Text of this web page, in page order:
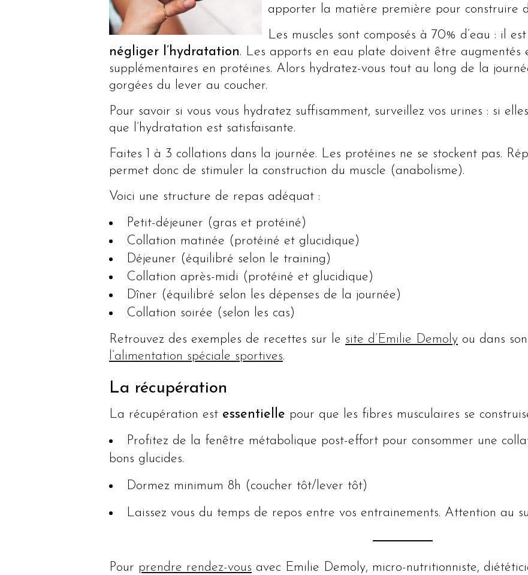
apporter la matière première pour construire
Les muscles sont composés à 70% d’eau : il
négliger l’hydratation. Les apports en eau plate doivent être augmentés
supplémentaires en protéines. Alors hydratez-vous tout au long de la
gorgées du lever au coucher.
Pour savoir si vous vous hydratez suffisamment, surveillez vos urines : si
que l’hydratation est satisfaisante.
Faites 1 à 3 collations dans la journée. Les protéines ne se stockent pas.
permet donc de stimuler la construction du muscle (anabolisme).
Voici une structure de repas adéquat :
Petit-déjeuner (gras et protéiné)
Collation matinée (protéiné et glucidique)
Déjeuner (équilibré selon le training)
Collation après-midi (protéiné et glucidique)
Dîner (équilibré selon les dépenses de la journée)
Collation soirée (selon les cas)
Retrouvez des exemples de recettes sur le site d’Emilie Demoly ou dans
l’alimentation spéciale sportives.
La récupération
La récupération est essentielle pour que les fibres musculaires se
Profitez de la fenêtre métabolique post-effort pour consommer une
bons glucides.
Dormez minimum 8h (coucher tôt/lever tôt)
Laissez vous du temps de repos entre vos entrainements. Attention au
Pour prendre rendez-vous avec Emilie Demoly, micro-nutritionniste,